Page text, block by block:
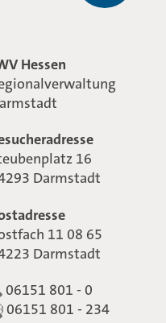
Hessen
16
Darmstadt
11 08 65
Darmstadt
06151 801 - 0
06151 801 - 234